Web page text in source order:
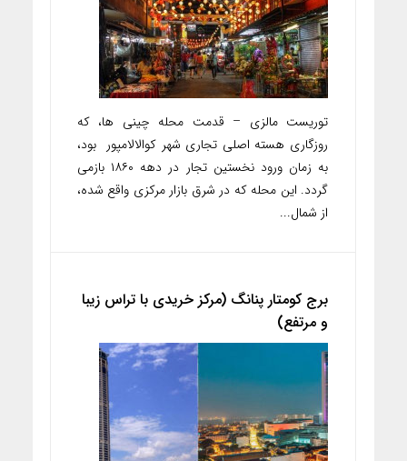
توریست مالزی – قدمت محله چینی ها، که
روزگاری هسته اصلی تجاری شهر کوالالامپور بود،
به زمان ورود نخستین تجار در دهه ۱۸۶۰ بازمی
گردد. این محله که در شرق بازار مرکزی واقع شده،
از شمال...
برج کومتار پنانگ (مرکز خریدی با تراس زیبا
و مرتفع)